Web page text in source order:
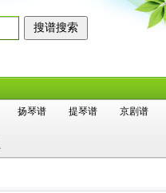
扬琴谱 提琴谱 京剧谱